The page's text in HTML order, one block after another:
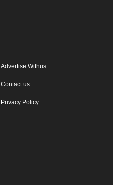
Advertise Withus
Contact us
Privacy Policy